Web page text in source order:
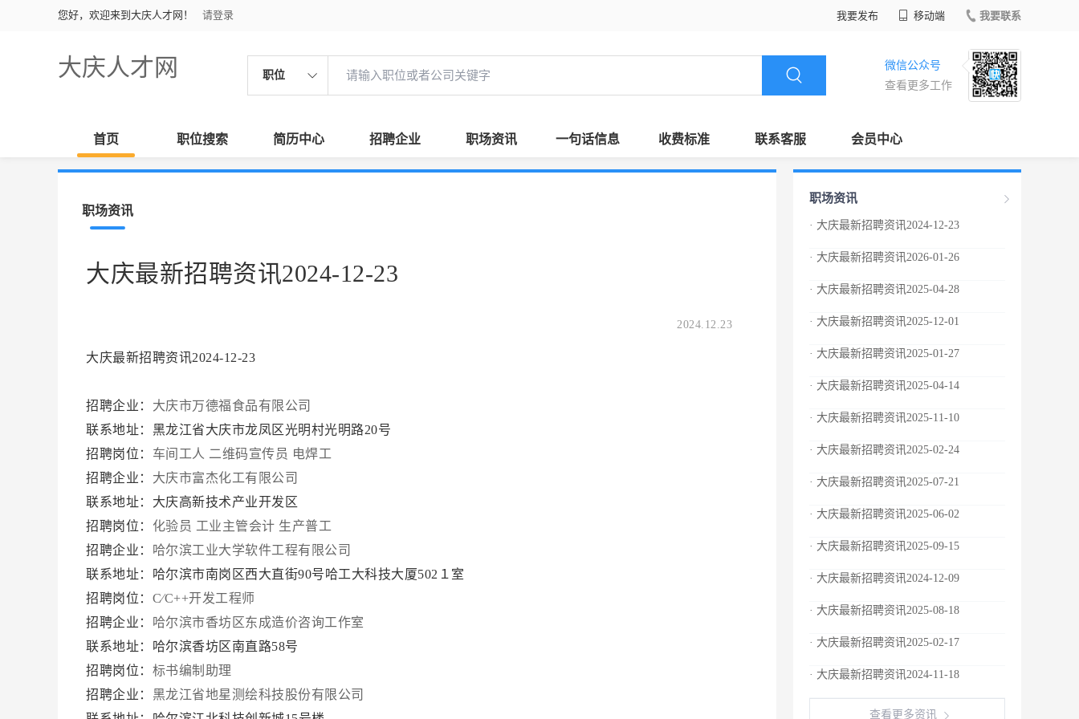
您好，欢迎来到大庆人才网！ 请登录 我要发布 移动端 我要联系
大庆人才网 职位
微信公众号
查看更多工作
首页 职位搜索 简历中心 招聘企业 职场资讯 一句话信息 收费标准 联系客服 会员中心
职场资讯
大庆最新招聘资讯2024-12-23
2024.12.23
大庆最新招聘资讯2024-12-23
招聘企业： 大庆市万德福食品有限公司
联系地址：黑龙江省大庆市龙凤区光明村光明路20号
招聘岗位： 车间工人 二维码宣传员 电焊工
招聘企业： 大庆市富杰化工有限公司
联系地址：大庆高新技术产业开发区
招聘岗位： 化验员 工业主管会计 生产普工
招聘企业：
哈尔滨工业大学软件工程有限公司
联系地址：哈尔滨市南岗区西大直街90号哈工大科技大厦502１室
招聘岗位： C∕C++开发工程师
招聘企业：
哈尔滨市香坊区东成造价咨询工作室
联系地址：哈尔滨香坊区南直路58号
招聘岗位： 标书编制助理
招聘企业： 黑龙江省地星测绘科技股份有限公司
职场资讯
· 大庆最新招聘资讯2024-12-23
· 大庆最新招聘资讯2026-01-26
· 大庆最新招聘资讯2025-04-28
· 大庆最新招聘资讯2025-12-01
· 大庆最新招聘资讯2025-01-27
· 大庆最新招聘资讯2025-04-14
· 大庆最新招聘资讯2025-11-10
· 大庆最新招聘资讯2025-02-24
· 大庆最新招聘资讯2025-07-21
· 大庆最新招聘资讯2025-06-02
· 大庆最新招聘资讯2025-09-15
· 大庆最新招聘资讯2024-12-09
· 大庆最新招聘资讯2025-08-18
· 大庆最新招聘资讯2025-02-17
· 大庆最新招聘资讯2024-11-18
查看更多资讯